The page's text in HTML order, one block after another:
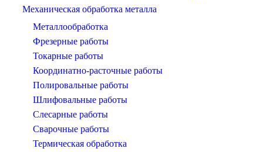
Механическая обработка металла
Металлообработка
Фрезерные работы
Токарные работы
Координатно-расточные работы
Полировальные работы
Шлифовальные работы
Слесарные работы
Сварочные работы
Термическая обработка